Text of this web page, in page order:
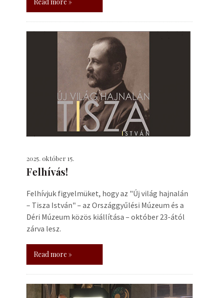
2025. október 15.
Felhívás!
Felhívjuk figyelmüket, hogy az "Új világ hajnalán
– Tisza István" – az Országgyűlési Múzeum és a
Déri Múzeum közös kiállítása – október 23-ától
zárva lesz.
Read more »